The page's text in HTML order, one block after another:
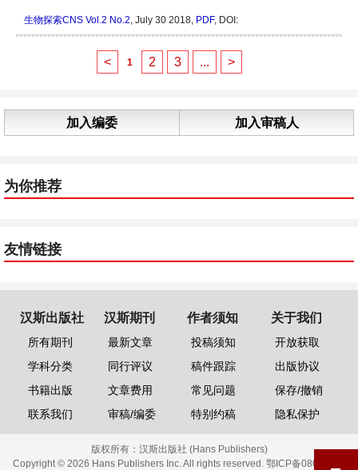
生物探索CNS Vol.2 No.2, July 30 2018, PDF, DOI:
< 1 2 3 ... >
加入编委 加入审稿人
为你推荐
友情链接
汉斯出版社
所有期刊
学科分类
书籍出版
联系我们
汉斯期刊
最新文章
同行评议
文章费用
审稿/编委
作者须知
投稿须知
稿件跟踪
常见问题
特别约稿
关于我们
开放获取
出版协议
保存/撤销
隐私保护
版权所有： 汉斯出版社 (Hans Publishers)
Copyright © 2026 Hans Publishers Inc. All rights reserved. 鄂ICP备08006613